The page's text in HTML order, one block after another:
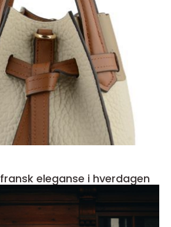
Pourchet paris fransk eleganse i hverdagen